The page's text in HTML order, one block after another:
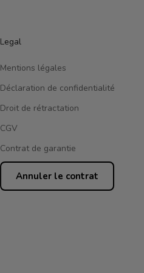
Legal
Mentions légales
Déclaration de confidentialité
Droit de rétractation
CGV
Contrat de garantie
Annuler le contrat